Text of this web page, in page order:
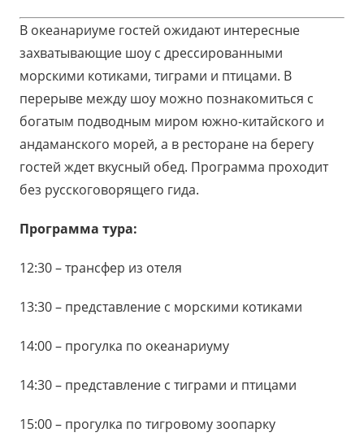
В океанариуме гостей ожидают интересные
захватывающие шоу с дрессированными
морскими котиками, тиграми и птицами. В
перерыве между шоу можно познакомиться с
богатым подводным миром южно-китайского и
андаманского морей, а в ресторане на берегу
гостей ждет вкусный обед. Программа проходит
без русскоговорящего гида.
Программа тура:
12:30 – трансфер из отеля
13:30 – представление с морскими котиками
14:00 – прогулка по океанариуму
14:30 – представление с тиграми и птицами
15:00 – прогулка по тигровому зоопарку